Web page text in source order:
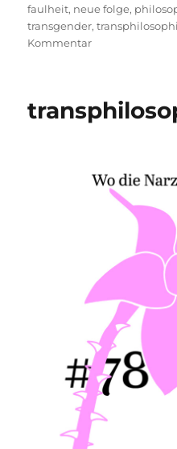
am
faulheit, neue folge,
transgender,
Kommentarzu